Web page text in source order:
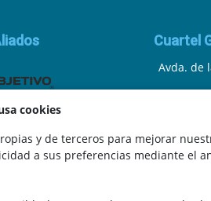
cookies
y de terceros para mejorar
a sus preferencias mediante el
Cuartel
Avda. de
España